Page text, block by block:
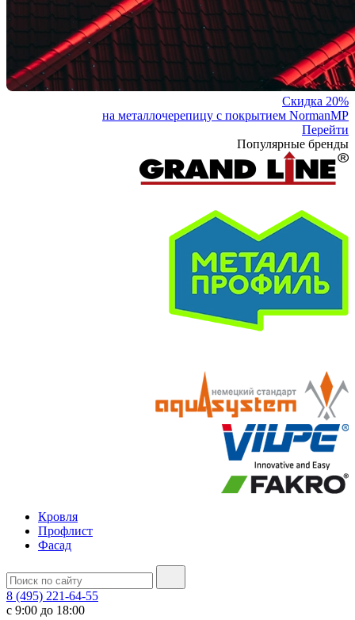
Скидка 20%
на металлочерепицу с покрытием NormanMP
Перейти
Популярные бренды
Кровля
Профлист
Фасад
8 (495) 221-64-55
с 9:00 до 18:00